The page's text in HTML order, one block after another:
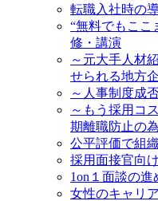
転職入社時の
“無料でもここ
修・講演
～元大手人材
せられる地方
～人事制度成
～もう採用コ
期離職防止の
公平評価で組
採用面接官向
1on１面談の進
女性のキャリ